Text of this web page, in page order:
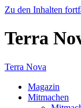
Zu den Inhalten
Terra
Terra Nova
Magazin
Mitmachen